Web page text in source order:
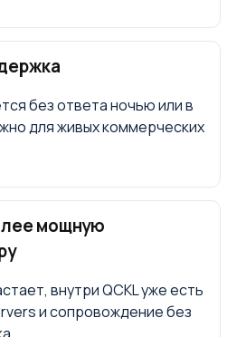
без ответа ночью или в
для живых коммерческих
мощную
внутри QCKL уже есть
и сопровождение без